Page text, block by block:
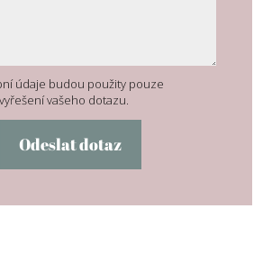
údaje budou použity pouze
vašeho dotazu.
Odeslat dotaz